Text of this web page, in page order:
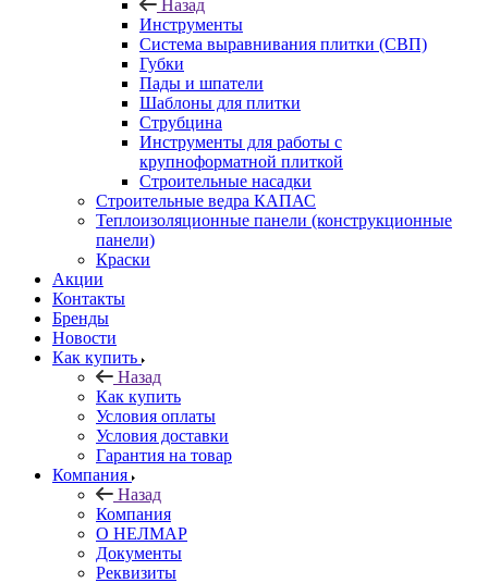
Назад
Инструменты
Система выравнивания плитки (СВП)
Губки
Пады и шпатели
Шаблоны для плитки
Струбцина
Инструменты для работы с
крупноформатной плиткой
Строительные насадки
Строительные ведра КАПАС
Теплоизоляционные панели (конструкционные
панели)
Краски
Акции
Контакты
Бренды
Новости
Как купить
Назад
Как купить
Условия оплаты
Условия доставки
Гарантия на товар
Компания
Назад
Компания
О НЕЛМАР
Документы
Реквизиты